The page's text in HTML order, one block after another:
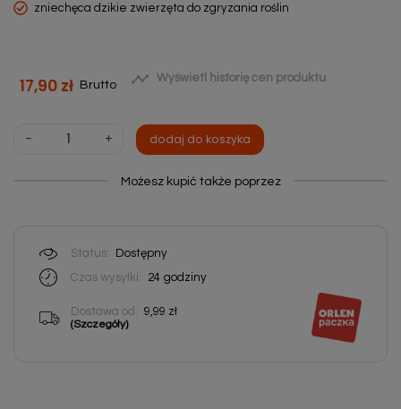
zniechęca dzikie zwierzęta do zgryzania roślin
17,90 zł Brutto  Wyświetl historię cen produktu
- + dodaj do koszyka
Możesz kupić także poprzez
Status:
Dostępny
Czas wysyłki:
24 godziny
Dostawa od: 9,99 zł
(Szczegóły)